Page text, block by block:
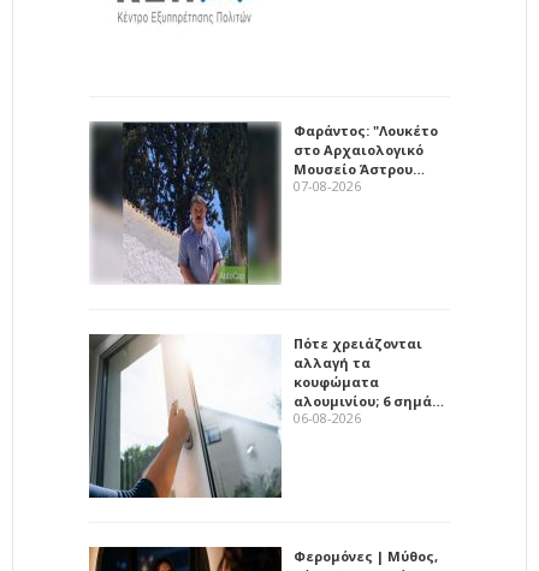
Φαράντος: "Λουκέτο
στο Αρχαιολογικό
Μουσείο Άστρου…
07-08-2026
Πότε χρειάζονται
αλλαγή τα
κουφώματα
αλουμινίου; 6 σημά…
06-08-2026
Φερομόνες | Μύθος,